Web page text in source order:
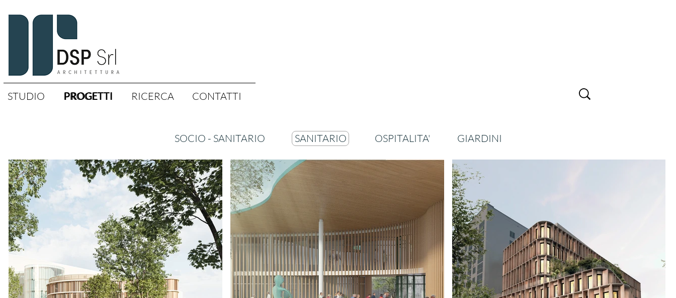
STUDIO PROGETTI RICERCA CONTATTI
PROGETTI
SOCIO - SANITARIO SANITARIO OSPITALITA' GIARDINI